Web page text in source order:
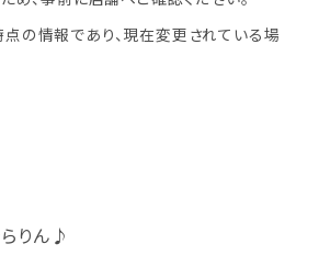
の情報であり、現在変更されている場
りん♪